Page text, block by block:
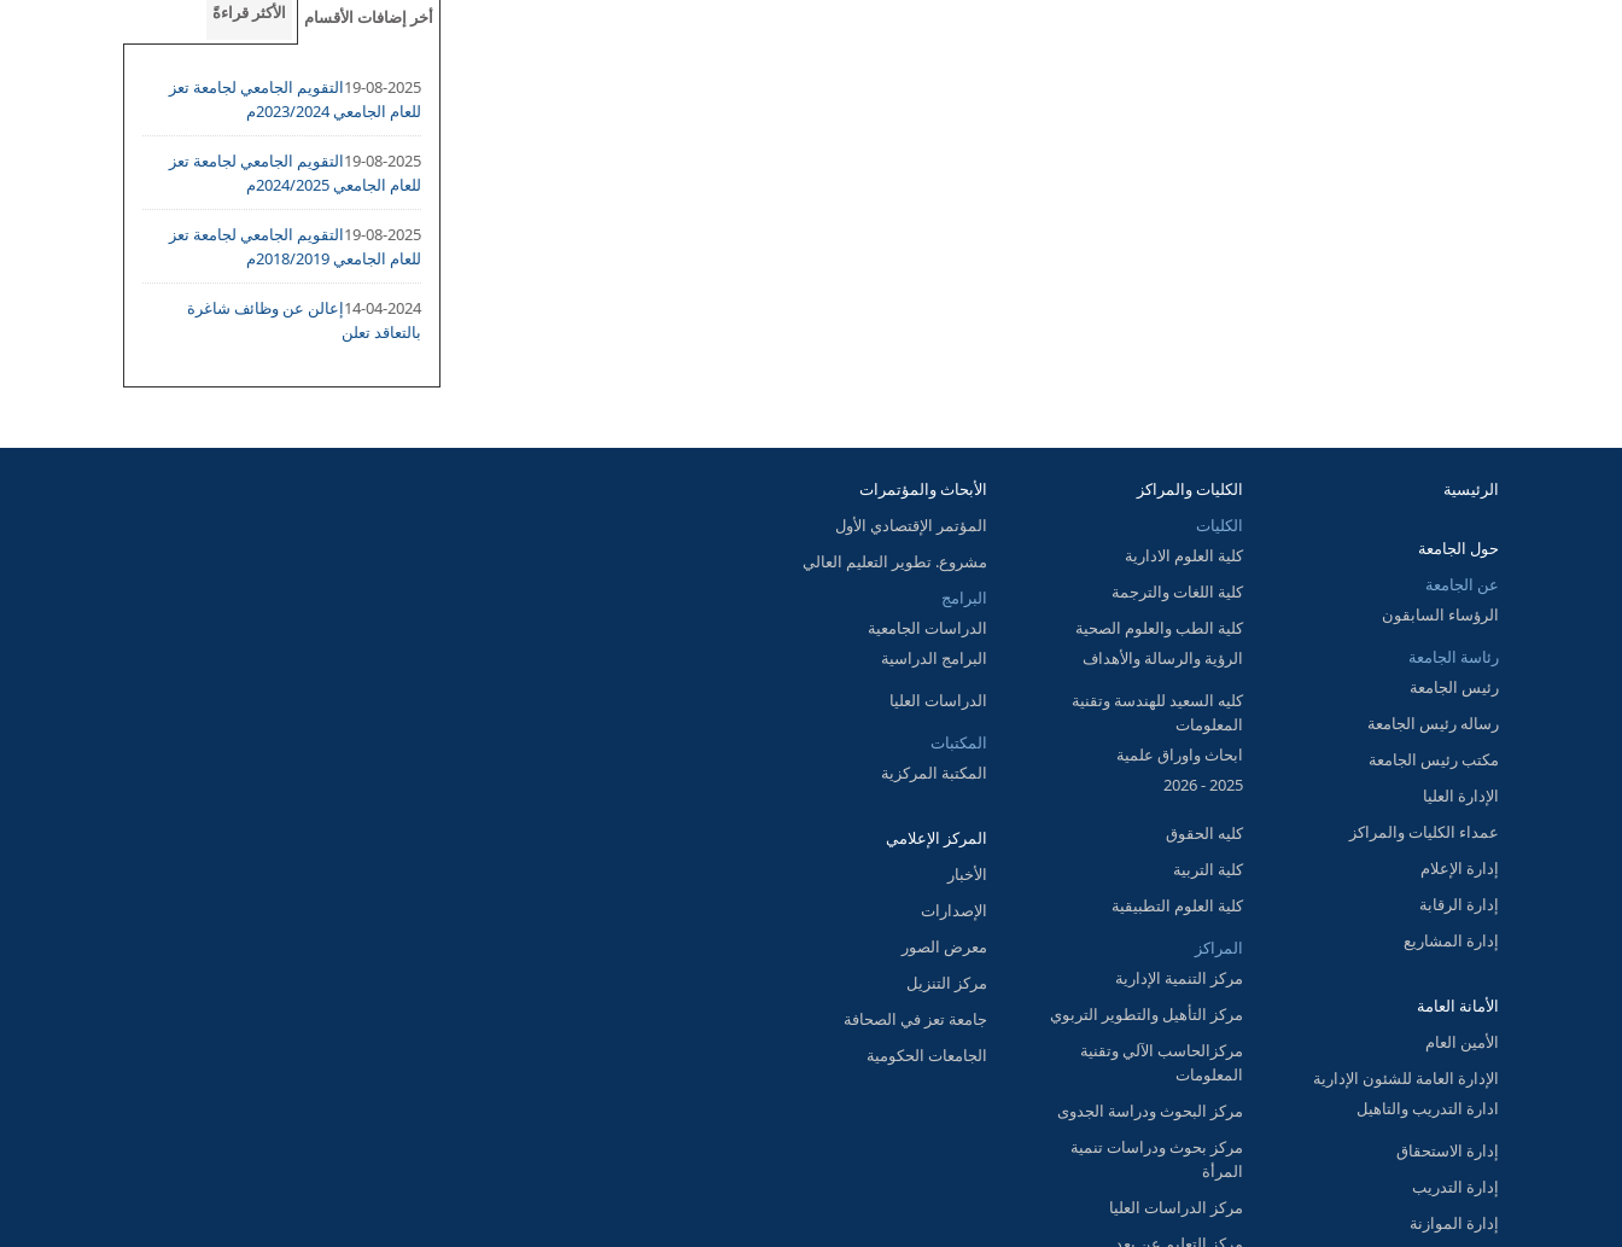
أخر إضافات الأقسام الأكثر قراءةً
19-08-2025التقويم الجامعي لجامعة تعز
للعام الجامعي 2023/2024م
19-08-2025التقويم الجامعي لجامعة تعز
للعام الجامعي 2024/2025م
19-08-2025التقويم الجامعي لجامعة تعز
للعام الجامعي 2018/2019م
14-04-2024إعالن عن وظائف شاغرة
بالتعاقد تعلن
الرئيسية
حول الجامعة
عن الجامعة
الرؤساء السابقون
رئاسة الجامعة
رئيس الجامعة
رساله رئيس الجامعة
مكتب رئيس الجامعة
الإدارة العليا
عمداء الكليات والمراكز
إدارة الإعلام
إدارة الرقابة
إدارة المشاريع
الأمانة العامة
الأمين العام
الإدارة العامة للشئون الإدارية
ادارة التدريب والتاهيل
إدارة الاستحقاق
إدارة التدريب
إدارة الموازنة
الكليات والمراكز
الكليات
كلية العلوم الادارية
كلية اللغات والترجمة
كلية الطب والعلوم الصحية
الرؤية والرسالة والأهداف
كليه السعيد للهندسة وتقنية
المعلومات
ابحاث واوراق علمية
2025 - 2026
كليه الحقوق
كلية التربية
كلية العلوم التطبيقية
المراكز
مركز التنمية الإدارية
مركز التأهيل والتطوير التربوي
مركزالحاسب الآلي وتقنية
المعلومات
مركز البحوث ودراسة الجدوى
مركز بحوث ودراسات تنمية
المرأة
مركز الدراسات العليا
الأبحاث والمؤتمرات
المؤتمر الإقتصادي الأول
مشروع. تطوير التعليم العالي
البرامج
الدراسات الجامعية
البرامج الدراسية
الدراسات العليا
المكتبات
المكتبة المركزية
المركز الإعلامي
الأخبار
الإصدارات
معرض الصور
مركز التنزيل
جامعة تعز في الصحافة
الجامعات الحكومية